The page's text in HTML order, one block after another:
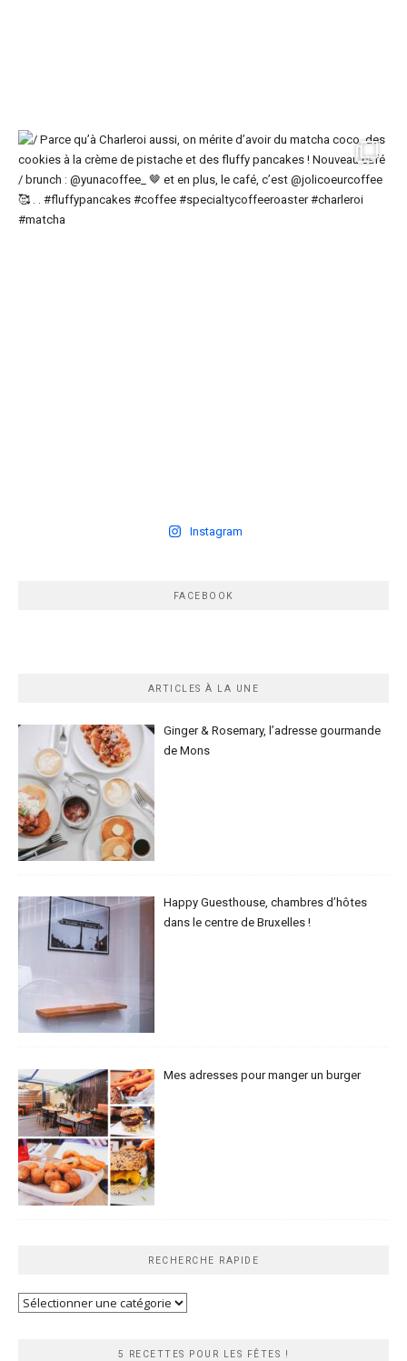
Instagram
FACEBOOK
ARTICLES À LA UNE
Ginger & Rosemary, l’adresse gourmande
de Mons
Happy Guesthouse, chambres d’hôtes
dans le centre de Bruxelles !
Mes adresses pour manger un burger
RECHERCHE RAPIDE
Recherche
5 RECETTES POUR LES FÊTES !